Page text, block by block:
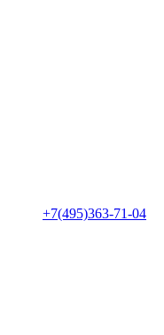
+7(495)363-71-04